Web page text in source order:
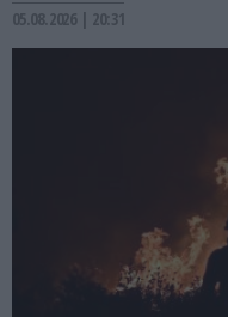
05.08.2026 | 20:31